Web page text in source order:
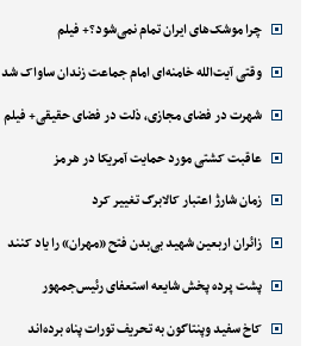
چرا موشک‌های ایران تمام نمی‌شود؟+ فیلم
وقتی آیت‌الله خامنه‌ای امام جماعت زندان ساواک شد
شهرت در فضای مجازی، ذلت در فضای حقیقی+ فیلم
عاقبت کشتی مورد حمایت آمریکا در هرمز
زمان شارژ اعتبار کالابرگ تغییر کرد
زائران اربعین شهید بی‌بدن فتح «مهران» را یاد کنند
پشت پرده پخش شایعه استعفای رئیس‌جمهور
کاخ سفید وپنتاگون به تحریف تورات پناه برده‌اند